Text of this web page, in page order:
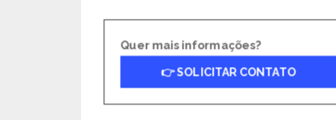
Quer mais informações?
👉 SOLICITAR CONTATO